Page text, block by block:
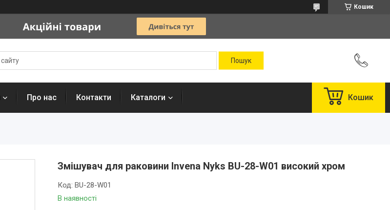
Кошик
Про нас Контакти Каталоги Кошик
Змішувач для раковини Invena Nyks BU-28-W01 високий хром
В наявності
Код: BU-28-W01